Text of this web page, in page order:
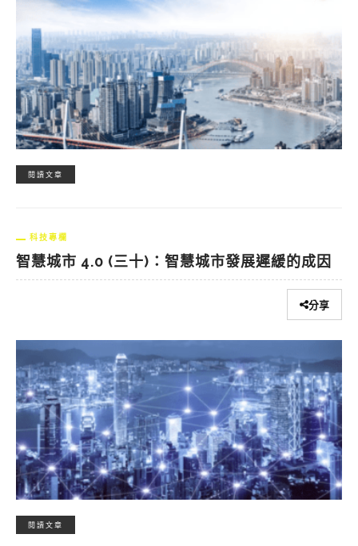
閱讀文章
科技專欄
智慧城市 4.0 (三十)：智慧城市發展遲緩的成因
分享
閱讀文章